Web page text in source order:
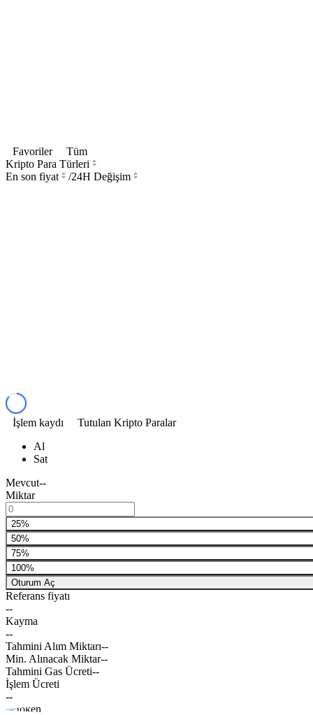
Favoriler
Tüm
Kripto Para Türleri
En son fiyat
/24H Değişim
İşlem kaydı
Tutulan Kripto Paralar
Al
Sat
Mevcut--
Miktar
25%
50%
75%
100%
Oturum Aç
Referans fiyatı
--
Kayma
--
Tahmini Alım Miktarı--
Min. Alınacak Miktar--
Tahmini Gas Ücreti--
İşlem Ücreti
--